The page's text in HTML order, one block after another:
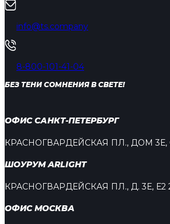
info@ts.company
8-800-101-41-04
БЕЗ ТЕНИ СОМНЕНИЯ В СВЕТЕ!
ОФИС САНКТ-ПЕТЕРБУРГ
КРАСНОГВАРДЕЙСКАЯ ПЛ., ДОМ 3Е,
ШОУРУМ ARLIGHT
КРАСНОГВАРДЕЙСКАЯ ПЛ., Д. 3Е, Е2
ОФИС МОСКВА